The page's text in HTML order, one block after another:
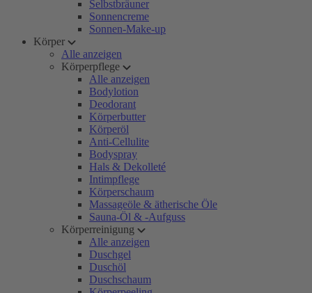
Selbstbräuner
Sonnencreme
Sonnen-Make-up
Körper
Alle anzeigen
Körperpflege
Alle anzeigen
Bodylotion
Deodorant
Körperbutter
Körperöl
Anti-Cellulite
Bodyspray
Hals & Dekolleté
Intimpflege
Körperschaum
Massageöle & ätherische Öle
Sauna-Öl & -Aufguss
Körperreinigung
Alle anzeigen
Duschgel
Duschöl
Duschschaum